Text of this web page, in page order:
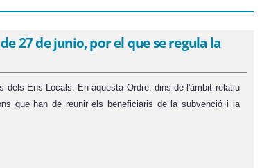
27 de junio, por el que se regula la
dels Ens Locals. En aquesta Ordre, dins de l'àmbit relatiu
que han de reunir els beneficiaris de la subvenció i la